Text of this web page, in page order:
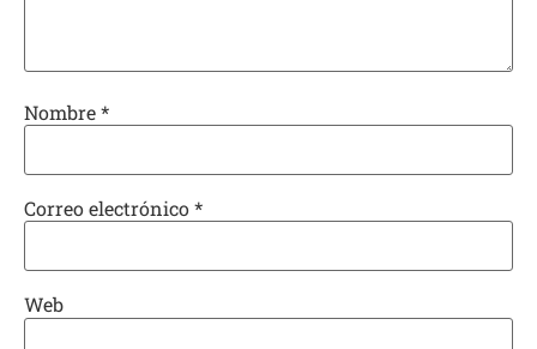
Nombre*
Correo electrónico*
Web